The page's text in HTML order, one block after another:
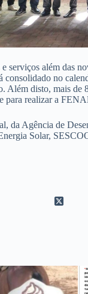
além das
no
disto, mais
para realizar a
Agência de
Solar,